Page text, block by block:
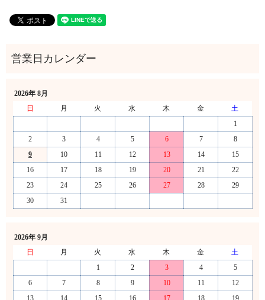
2026年 8月
日
月 火 水 木 金
土
1
2
3 4 5 6 7
8
9
10 11 12 13 14
15
16
17 18 19 20 21
22
23
24 25 26 27 28
29
30
31
2026年 9月
日
月 火 水 木 金
土
1
2 3 4
5
6
7 8 9 10 11
12
13
14 15 16 17 18
19